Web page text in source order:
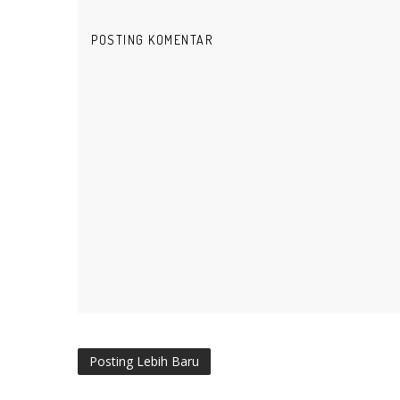
POSTING KOMENTAR
Posting Lebih Baru